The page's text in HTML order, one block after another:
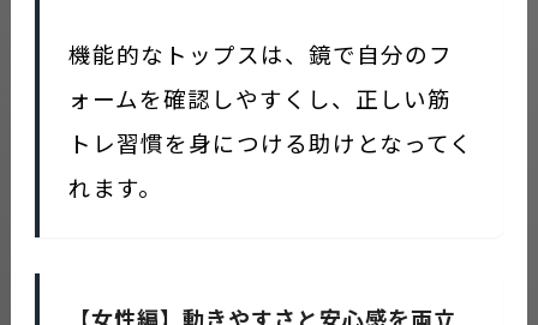
機能的なトップスは、鏡で自分のフ
ォームを確認しやすくし、正しい筋
トレ習慣を身につける助けとなってく
れます。
【女性編】動きやすさと安心感を両立